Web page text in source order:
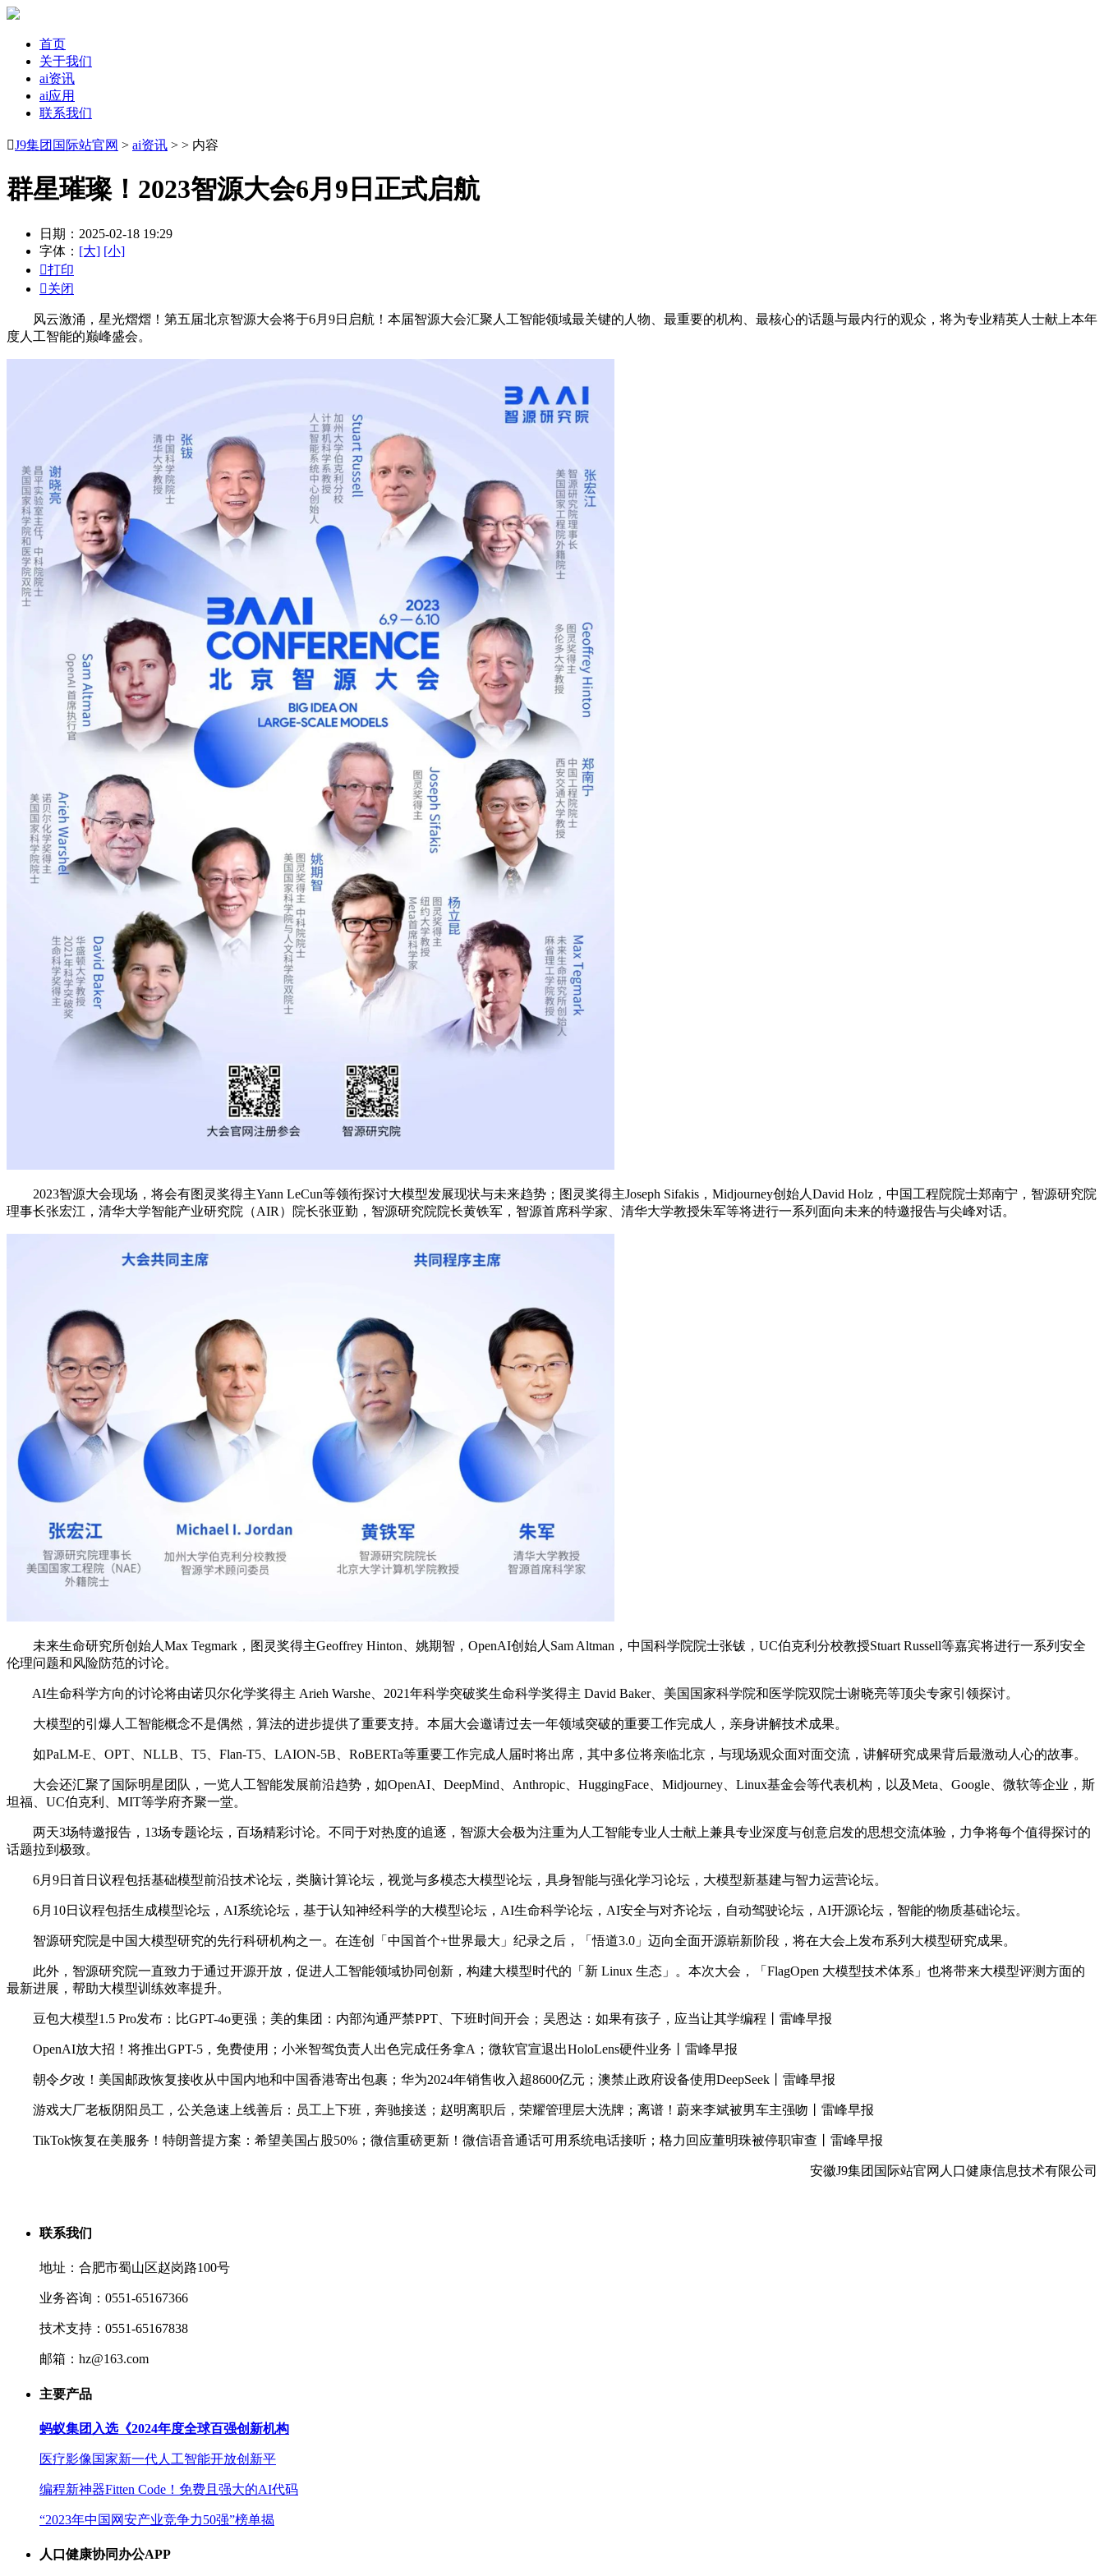
首页
关于我们
ai资讯
ai应用
联系我们
J9集团国际站官网 > ai资讯 > > 内容
群星璀璨！2023智源大会6月9日正式启航
日期：2025-02-18 19:29
字体： [大] [小]
打印
关闭
风云激涌，星光熠熠！第五届北京智源大会将于6月9日启航！本届智源大会汇聚人工智能领域最关键的人物、最重要的机构、最核心的话题与最内行的观众，将为专业精英人士献上本年
度人工智能的巅峰盛会。
2023智源大会现场，将会有图灵奖得主Yann LeCun等领衔探讨大模型发展现状与未来趋势；图灵奖得主Joseph Sifakis，Midjourney创始人David Holz，中国工程院院士郑南宁，智源研究院
理事长张宏江，清华大学智能产业研究院（AIR）院长张亚勤，智源研究院院长黄铁军，智源首席科学家、清华大学教授朱军等将进行一系列面向未来的特邀报告与尖峰对话。
未来生命研究所创始人Max Tegmark，图灵奖得主Geoffrey Hinton、姚期智，OpenAI创始人Sam Altman，中国科学院院士张钹，UC伯克利分校教授Stuart Russell等嘉宾将进行一系列安全
伦理问题和风险防范的讨论。
AI生命科学方向的讨论将由诺贝尔化学奖得主 Arieh Warshe、2021年科学突破奖生命科学奖得主 David Baker、美国国家科学院和医学院双院士谢晓亮等顶尖专家引领探讨。
大模型的引爆人工智能概念不是偶然，算法的进步提供了重要支持。本届大会邀请过去一年领域突破的重要工作完成人，亲身讲解技术成果。
如PaLM-E、OPT、NLLB、T5、Flan-T5、LAION-5B、RoBERTa等重要工作完成人届时将出席，其中多位将亲临北京，与现场观众面对面交流，讲解研究成果背后最激动人心的故事。
大会还汇聚了国际明星团队，一览人工智能发展前沿趋势，如OpenAI、DeepMind、Anthropic、HuggingFace、Midjourney、Linux基金会等代表机构，以及Meta、Google、微软等企业，斯
坦福、UC伯克利、MIT等学府齐聚一堂。
两天3场特邀报告，13场专题论坛，百场精彩讨论。不同于对热度的追逐，智源大会极为注重为人工智能专业人士献上兼具专业深度与创意启发的思想交流体验，力争将每个值得探讨的
话题拉到极致。
6月9日首日议程包括基础模型前沿技术论坛，类脑计算论坛，视觉与多模态大模型论坛，具身智能与强化学习论坛，大模型新基建与智力运营论坛。
6月10日议程包括生成模型论坛，AI系统论坛，基于认知神经科学的大模型论坛，AI生命科学论坛，AI安全与对齐论坛，自动驾驶论坛，AI开源论坛，智能的物质基础论坛。
智源研究院是中国大模型研究的先行科研机构之一。在连创「中国首个+世界最大」纪录之后，「悟道3.0」迈向全面开源崭新阶段，将在大会上发布系列大模型研究成果。
此外，智源研究院一直致力于通过开源开放，促进人工智能领域协同创新，构建大模型时代的「新 Linux 生态」。本次大会，「FlagOpen 大模型技术体系」也将带来大模型评测方面的
最新进展，帮助大模型训练效率提升。
豆包大模型1.5 Pro发布：比GPT-4o更强；美的集团：内部沟通严禁PPT、下班时间开会；吴恩达：如果有孩子，应当让其学编程丨雷峰早报
OpenAI放大招！将推出GPT-5，免费使用；小米智驾负责人出色完成任务拿A；微软官宣退出HoloLens硬件业务丨雷峰早报
朝令夕改！美国邮政恢复接收从中国内地和中国香港寄出包裹；华为2024年销售收入超8600亿元；澳禁止政府设备使用DeepSeek丨雷峰早报
游戏大厂老板阴阳员工，公关急速上线善后：员工上下班，奔驰接送；赵明离职后，荣耀管理层大洗牌；离谱！蔚来李斌被男车主强吻丨雷峰早报
TikTok恢复在美服务！特朗普提方案：希望美国占股50%；微信重磅更新！微信语音通话可用系统电话接听；格力回应董明珠被停职审查丨雷峰早报
安徽J9集团国际站官网人口健康信息技术有限公司
联系我们
地址：合肥市蜀山区赵岗路100号
业务咨询：0551-65167366
技术支持：0551-65167838
邮箱：hz@163.com
主要产品
蚂蚁集团入选《2024年度全球百强创新机构
医疗影像国家新一代人工智能开放创新平
编程新神器Fitten Code！免费且强大的AI代码
“2023年中国网安产业竞争力50强”榜单揭
人口健康协同办公APP